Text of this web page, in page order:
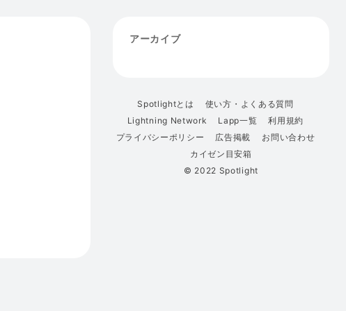
アーカイブ
Spotlightとは
使い方・よくある質問
Lightning Network
Lapp一覧
利用規約
プライバシーポリシー
広告掲載
お問い合わせ
カイゼン目安箱
© 2022 Spotlight